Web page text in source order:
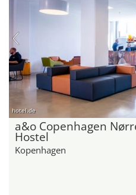
hotel.de
a&o Copenhagen
Hostel
Kopenhagen